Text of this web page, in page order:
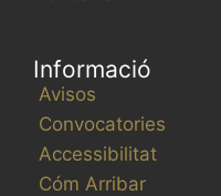
Informació
Avisos
Convocatories
Accessibilitat
Cóm Arribar